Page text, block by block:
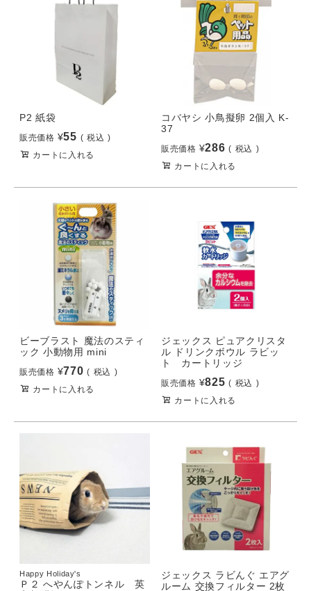
P2 紙袋
販売価格 ¥55
税込
カートに入れる
コバヤシ 小鳥擬卵 2個入 K-
37
販売価格 ¥286
税込
カートに入れる
ビーブラスト 魔法のスティ
ック 小動物用 mini
販売価格 ¥770
税込
カートに入れる
ジェックス ピュアクリスタ
ル ドリンクボウル ラビッ
ト カートリッジ
販売価格 ¥825
税込
カートに入れる
Happy Holiday's
Ｐ２ へやんぽトンネル 英
ジェックス ラビんぐ エアグ
ルーム 交換フィルター 2枚